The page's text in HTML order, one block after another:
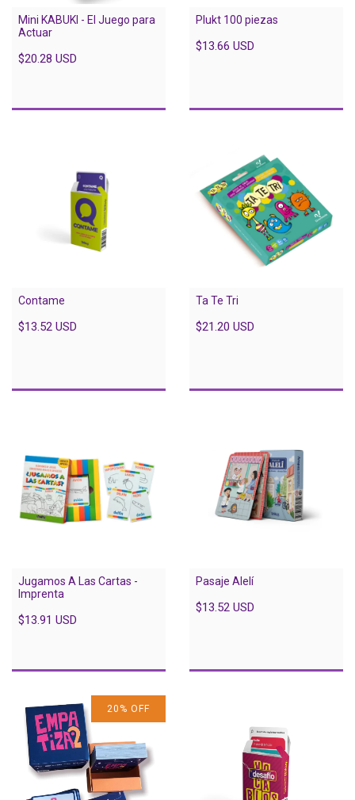
Mini KABUKI - El Juego para
Actuar
$20.28 USD
Plukt 100 piezas
$13.66 USD
Contame
$13.52 USD
Ta Te Tri
$21.20 USD
Jugamos A Las Cartas -
Imprenta
$13.91 USD
Pasaje Alelí
$13.52 USD
20 % OFF